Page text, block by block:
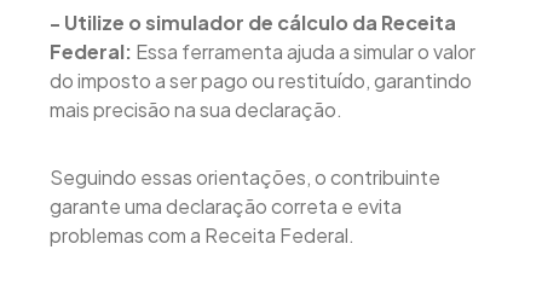
- Utilize o simulador de cálculo da Receita
Federal: Essa ferramenta ajuda a simular o valor
do imposto a ser pago ou restituído, garantindo
mais precisão na sua declaração.
Seguindo essas orientações, o contribuinte
garante uma declaração correta e evita
problemas com a Receita Federal.